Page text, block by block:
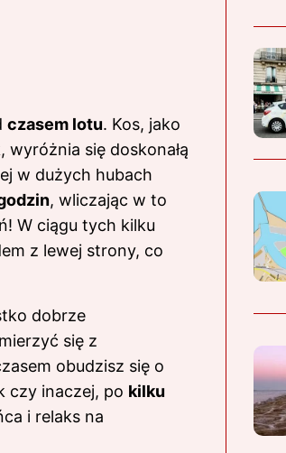
czasem lotu. Kos, jako
wyróżnia się doskonałą
w dużych hubach
, wliczając w to
W ciągu tych kilku
z lewej strony, co
dobrze
się z
obudzisz się o
czy inaczej, po kilku
i relaks na